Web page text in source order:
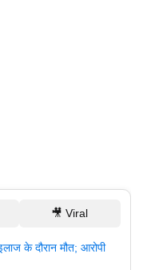
🎥 Viral
के दौरान मौत; आरोपी